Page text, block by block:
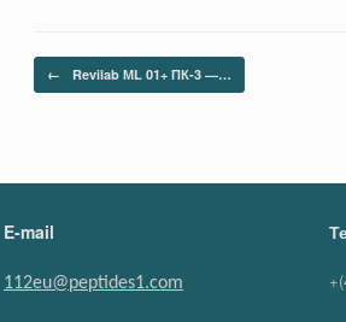
Навигация по записям
← Revilab МL 01+ ПК-3 —…
E-mail
112eu@peptides1.com